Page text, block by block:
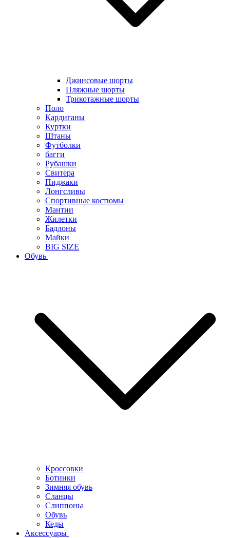
Джинсовые шорты
Пляжные шорты
Трикотажные шорты
Поло
Кардиганы
Куртки
Штаны
Футболки
багги
Рубашки
Свитера
Пиджаки
Лонгсливы
Спортивные костюмы
Мантии
Жилетки
Бадлоны
Майки
BIG SIZE
Обувь
Кроссовки
Ботинки
Зимняя обувь
Сланцы
Слиппоны
Обувь
Кеды
Аксессуары